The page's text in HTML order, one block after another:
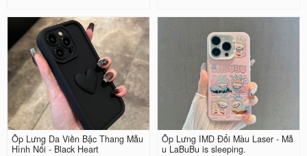
Ốp Lưng Da Viền Bậc Thang Mẫu
Hình Nổi - Black Heart
Ốp Lưng IMD Đổi Màu Laser - Mẫ
u LaBuBu is sleeping.